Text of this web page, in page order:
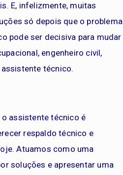
E, infelizmente, muitas
só depois que o problema
pode ser decisiva para mudar
engenheiro civil,
técnico.
assistente técnico é
respaldo técnico e
Atuamos como uma
soluções e apresentar uma